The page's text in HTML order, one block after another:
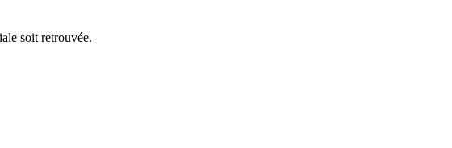
soit retrouvée.